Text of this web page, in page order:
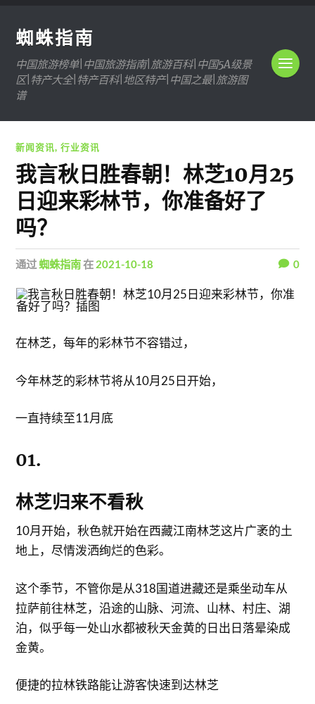
蜘蛛指南
中国旅游榜单|中国旅游指南|旅游百科|中国5A级景
区|特产大全|特产百科|地区特产|中国之最|旅游图
谱
新闻资讯,行业资讯
我言秋日胜春朝！林芝10月25
日迎来彩林节，你准备好了
吗？
通过蜘蛛指南在 2021-10-18 0
在林芝，每年的彩林节不容错过，
今年林芝的彩林节将从10月25日开始，
一直持续至11月底
01.
林芝归来不看秋
10月开始，秋色就开始在西藏江南林芝这片广袤的土
地上，尽情泼洒绚烂的色彩。
这个季节，不管你是从318国道进藏还是乘坐动车从
拉萨前往林芝，沿途的山脉、河流、山林、村庄、湖
泊，似乎每一处山水都被秋天金黄的日出日落晕染成
金黄。
便捷的拉林铁路能让游客快速到达林芝